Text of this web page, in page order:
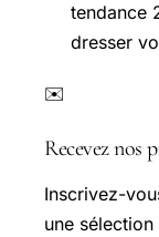
tendance
dresser
✉️
Recevez nos
Inscrivez-
une